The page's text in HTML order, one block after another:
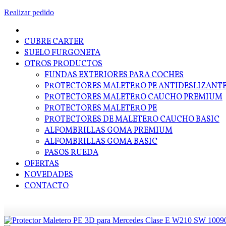
Realizar pedido
CUBRE CARTER
SUELO FURGONETA
OTROS PRODUCTOS
FUNDAS EXTERIORES PARA COCHES
PROTECTORES MALETERO PE
PROTECTORES MALETERO CAUCHO PREMIUM
PROTECTORES MALETERO PE
PROTECTORES DE MALETERO CAUCHO BASIC
ALFOMBRILLAS GOMA PREMIUM
ALFOMBRILLAS GOMA BASIC
PASOS RUEDA
OFERTAS
NOVEDADES
CONTACTO